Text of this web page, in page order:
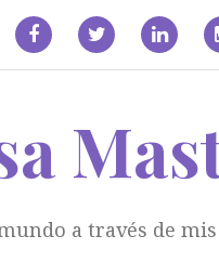
facebookTwitter
a través de